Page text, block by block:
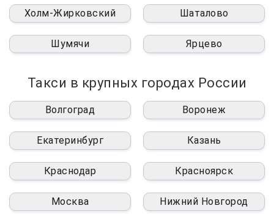
Холм-Жирковский Шаталово
Шумячи Ярцево
Такси в крупных городах России
Волгоград Воронеж
Екатеринбург Казань
Краснодар Красноярск
Москва Нижний Новгород